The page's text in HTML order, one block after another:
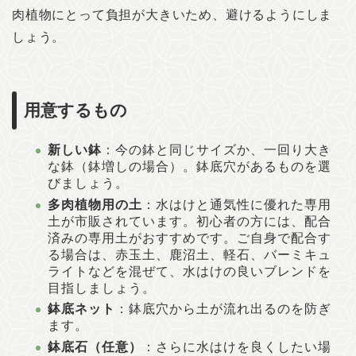
肉植物にとって負担が大きいため、避けるようにしま
しょう。
用意するもの
新しい鉢 ：今の鉢と同じサイズか、一回り大き
な鉢（鉢増しの場合）。鉢底穴があるものを選
びましょう。
多肉植物用の土 ：水はけと通気性に優れた専用
土が市販されています。初心者の方には、配合
済みの専用土がおすすめです。ご自身で配合す
る場合は、赤玉土、鹿沼土、軽石、バーミキュ
ライトなどを混ぜて、水はけの良いブレンドを
目指しましょう。
鉢底ネット
：鉢底穴から土が流れ出るのを防ぎ
ます。
鉢底石（任意）
：さらに水はけを良くしたい場